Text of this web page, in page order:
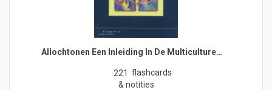
Allochtonen Een Inleiding In De Multiculture…
221 flashcards
& notities